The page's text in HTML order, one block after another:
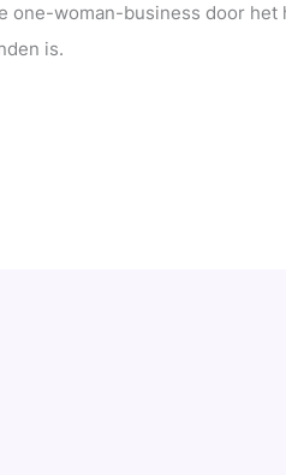
one-woman-business door het
is.